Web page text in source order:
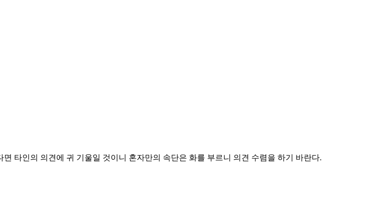
타인의 의견에 귀 기울일 것이니 혼자만의 속단은 화를 부르니 의견 수렴을 하기 바란다.